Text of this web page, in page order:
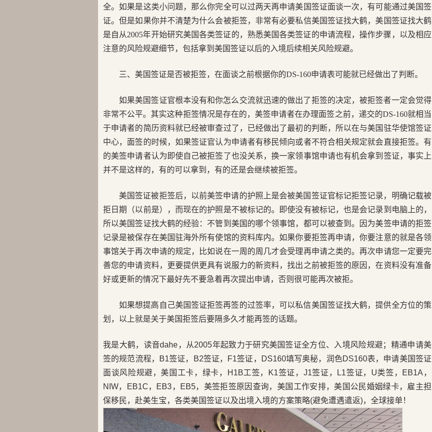
全。如果是这类小问题，那么你完全可以过两天再申请美国签证面谈一次，有可能通过美国签
证。但是如果你并不清楚为什么会被拒签，非常有必要私信美国签证找大鹤，美国签证找大鹤
是自从2005年开始研究美国各类签证的，熟悉美国各类签证的申请流程，操作步骤，以及相应
注意的风险规避细节，包括拿到美国签证以后的入境后续相关风险规避。
三、美国签证是否被拒签，在面谈之前根据你的DS-160申请表可能就已经做出了判断。
如果美国签证官根本没有和你怎么交流就迅速的做出了拒签的决定，被拒签者一定会觉得
非常不公平。其实这种拒签情况是存在的，美签申请者在办理面签之前，递交的DS-160就相当
于申请者的简历资料就已经被审查过了，已经做出了最初的判断，所以在与美国驻华使馆签证
中心，面签的时候，如果签证官认为申请者有移民倾向或者不符合相关规定就会直接拒签。有
的美签申请者认为即使自己被拒签了也没关系，换一家领事馆申请也有机会拿到签证，事实上
并不是这样的，有的可以拿到，有的还是会继续被拒签。
美国签证被拒签后，以前美签申请的护照上是会被美国签证官标记拒签记录，明确记载被
拒日期（以前是），而现在的护照是不被标记的。即使没有被标记，也是会记录到电脑上的，
所以美国签证找大鹤的经验：不管到美国的哪个领事馆，都可以被查到。因为美签申请的拒签
记录是被保存在美国驻海外所有使馆的资料库内。如果你要拒签再申请，你要注意的就是各领
事馆关于再次申请的规定，比如说在一周的周几才会受理再申请之类的。再次申请您一定要完
善您的申请资料，更要提供更具有说服力的新资料，找出之前被拒签的原因，在资料没有准备
好或更新的情况下最好先不要急着再次提出申请，否则很可能再次被拒。
如果想提高自己美国签证拒签再签的过签率，可以私信美国签证找大鹤，提供全方位的策
划，以上就是关于美国拒签后要隔多久才能再签的话题。
我是大鹤，读音dahe，从2005年起致力于研究美国签证全方位、入境风险规避；精通申请美
签的规范流程，B1签证，B2签证，F1签证，DS160填写奥秘，润色DS160表，申请美国签证
面谈风险规避，美国工卡，绿卡，H1B工签，K1签证，J1签证，L1签证，U类签，EB1A，
NIW，EB1C，EB3，EB5，美签拒签原因查询，美国工作安排，美国公民婚姻绿卡，雇主担
保移民，赴美生宝，各类美国签证以及出境入境的方案策略(避免遭遇遣返)，全球接单！